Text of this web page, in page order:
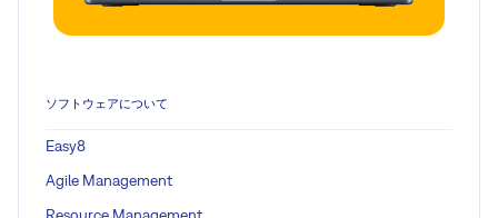
ソフトウェアについて
Easy8
Agile Management
Resource Management